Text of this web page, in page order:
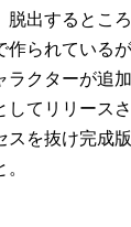
脱出するとこ
作られている
ラクターが追
してリリース
スを抜け完成